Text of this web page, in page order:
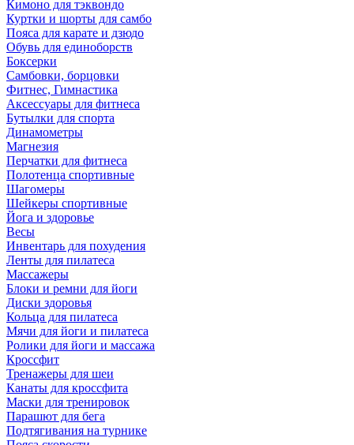
Кимоно для тэквондо
Куртки и шорты для самбо
Пояса для карате и дзюдо
Обувь для единоборств
Боксерки
Самбовки, борцовки
Фитнес, Гимнастика
Аксессуары для фитнеса
Бутылки для спорта
Динамометры
Магнезия
Перчатки для фитнеса
Полотенца спортивные
Шагомеры
Шейкеры спортивные
Йога и здоровье
Весы
Инвентарь для похудения
Ленты для пилатеса
Массажеры
Блоки и ремни для йоги
Диски здоровья
Кольца для пилатеса
Мячи для йоги и пилатеса
Ролики для йоги и массажа
Кроссфит
Тренажеры для шеи
Канаты для кроссфита
Маски для тренировок
Парашют для бега
Подтягивания на турнике